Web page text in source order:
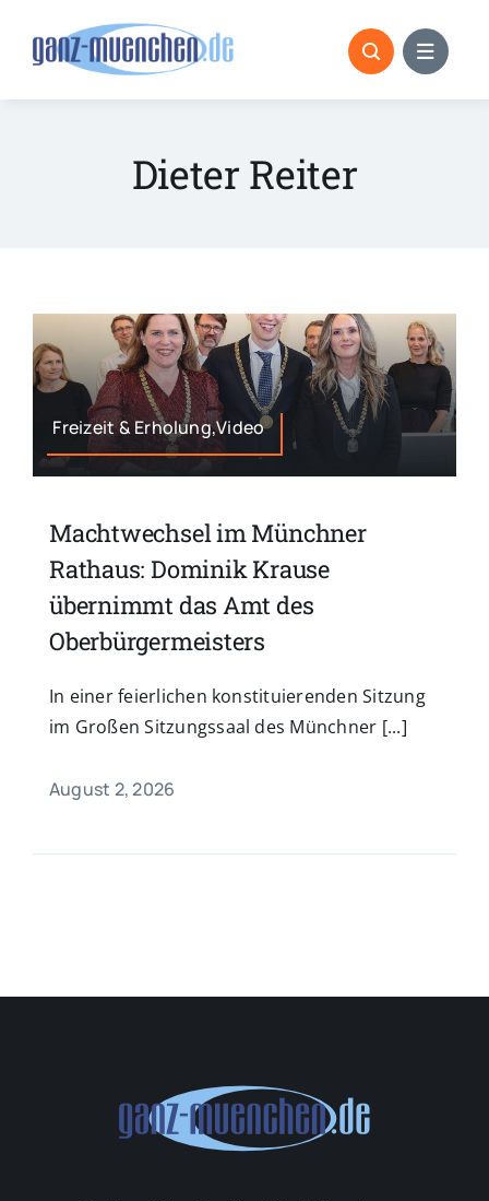
Dieter Reiter
Freizeit & Erholung,Video
Machtwechsel im Münchner
Rathaus: Dominik Krause
übernimmt das Amt des
Oberbürgermeisters
In einer feierlichen konstituierenden Sitzung
im Großen Sitzungssaal des Münchner [...]
August 2, 2026